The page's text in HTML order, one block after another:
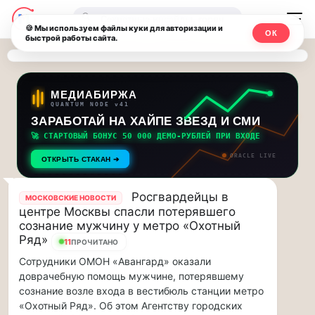
Последние
новости
и
обновления
потока:
Друзья,
приглашаем
на
музыкальную
прогулку
по
Москве
Чайковского!…
Друзья,
приглашаем
на
музыкальную
Москвичи.net
—
Главный
столичный
чат-
мессенджер,
новости
и
инсайды
Москвы
🔍
МЕДИАБИРЖА
QUANTUM NODE v41
ЗАРАБОТАЙ НА ХАЙПЕ ЗВЕЗД И СМИ
🚀 СТАРТОВЫЙ БОНУС 50 000 ДЕМО-РУБЛЕЙ ПРИ ВХОДЕ
ОТКРЫТЬ СТАКАН ➔ ORACLE LIVE
МОСКОВСКИЕ НОВОСТИ
Росгвардейцы в
центре Москвы спасли потерявшего
сознание мужчину у метро «Охотный
Ряд»
11ПРОЧИТАНО
Сотрудники ОМОН «Авангард» оказали
доврачебную помощь мужчине, потерявшему
сознание возле входа в вестибюль станции метро
«Охотный Ряд». Об этом Агентству городских
🍪 Мы используем файлы куки для авторизации и
быстрой работы сайта.
ОК